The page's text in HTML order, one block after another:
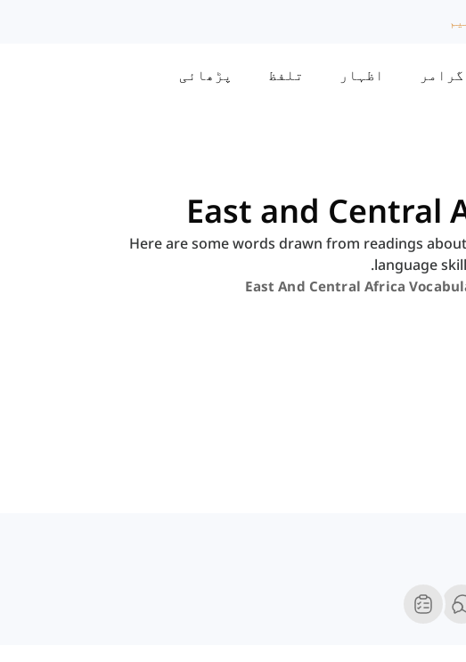
گرامر اظہار تلفظ پڑھائی
East and Central
Here are some words drawn from readings
language
East And Central Africa